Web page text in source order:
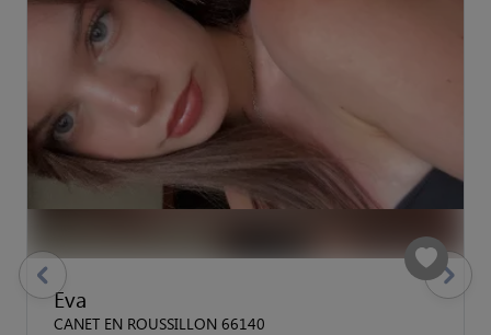
Eva
CANET EN ROUSSILLON 66140
previous Suivant